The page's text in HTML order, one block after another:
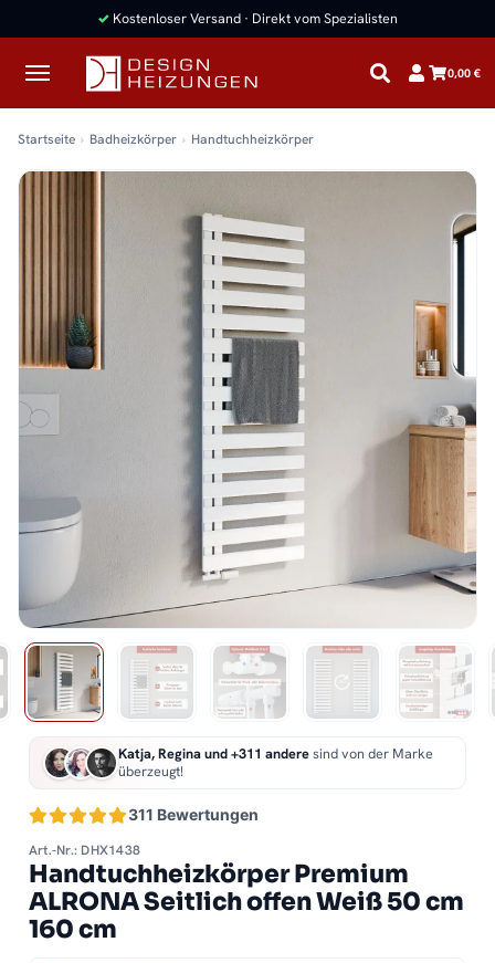
✓ Kostenloser Versand · Direkt vom Spezialisten
0,00 €
Startseite Badheizkörper Handtuchheizkörper
311 Bewertungen
Katja, Regina und +311 anderesind von der Marke
überzeugt!
Art.-Nr.: DHX1438
Handtuchheizkörper Premium
ALRONA Seitlich offen Weiß 50 cm
160 cm